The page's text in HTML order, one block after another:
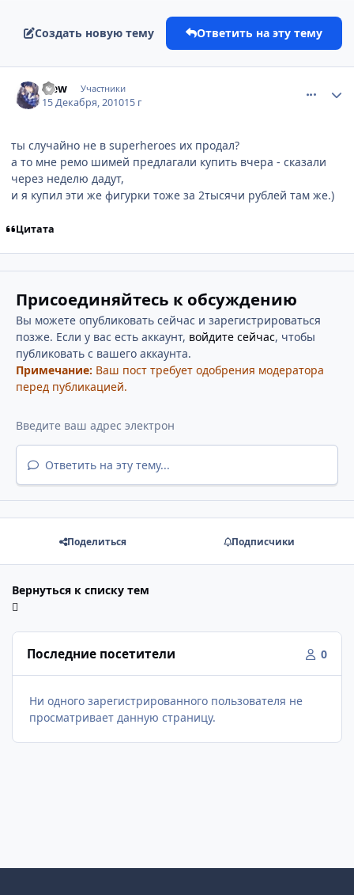
Создать новую тему Ответить на эту тему
alew Участники
15 Декабря, 201015 г
ты случайно не в superheroes их продал?
а то мне ремо шимей предлагали купить вчера - сказали
через неделю дадут,
и я купил эти же фигурки тоже за 2тысячи рублей там же.)
Цитата
Присоединяйтесь к обсуждению
Вы можете опубликовать сейчас и зарегистрироваться
позже. Если у вас есть аккаунт, войдите сейчас, чтобы
публиковать с вашего аккаунта.
Примечание: Ваш пост требует одобрения модератора
перед публикацией.
Ответить на эту тему...
Поделиться Подписчики
Вернуться к списку тем
Последние посетители 0
Ни одного зарегистрированного пользователя не
просматривает данную страницу.